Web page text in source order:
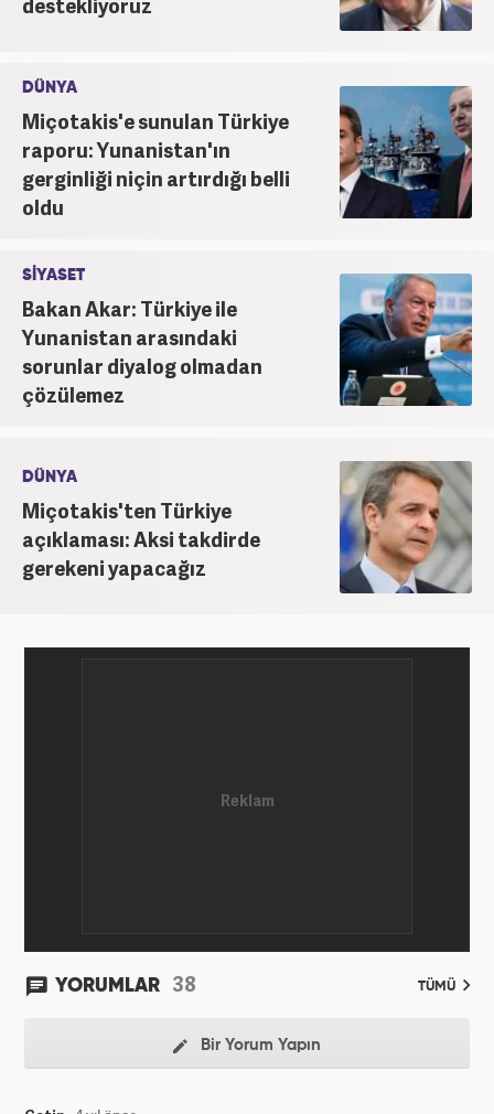
DÜNYA
Miçotakis'e sunulan Türkiye
raporu: Yunanistan'ın
gerginliği niçin artırdığı belli
oldu
SİYASET
Bakan Akar: Türkiye ile
Yunanistan arasındaki
sorunlar diyalog olmadan
çözülemez
DÜNYA
Miçotakis'ten Türkiye
açıklaması: Aksi takdirde
gerekeni yapacağız
YORUMLAR 38 TÜMÜ
Bir Yorum Yapın